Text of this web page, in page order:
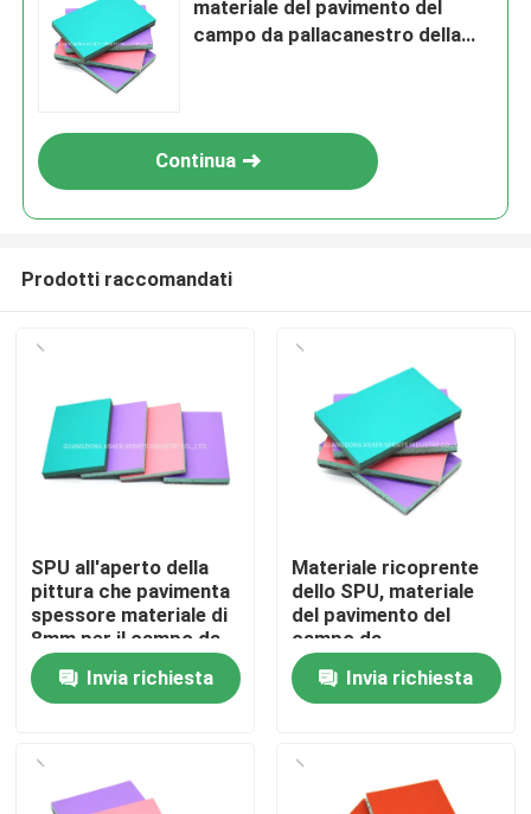
Casa.
Video
materiale del pavimento del
campo da pallacanestro della
Continua
Prodotti raccomandati
SPU all'aperto della
pittura che pavimenta
spessore materiale di
8mm per il campo da
pallacanestro
Invia richiesta
Materiale ricoprente
dello SPU, materiale
del pavimento del
campo da
pallacanestro della
pitturaInvia richiesta